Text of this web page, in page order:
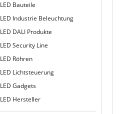
LED Bauteile
LED Industrie Beleuchtung
LED DALI Produkte
LED Security Line
LED Röhren
LED Lichtsteuerung
LED Gadgets
LED Hersteller